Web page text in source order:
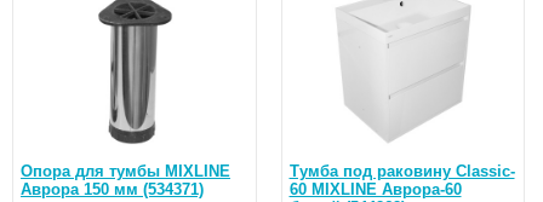
Опора для тумбы MIXLINE
Аврора 150 мм (534371)
Тумба под раковину Classic-
60 MIXLINE Аврора-60